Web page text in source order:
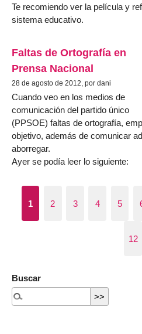
Te recomiendo ver la película y
sistema educativo.
Faltas de Ortografía en
Prensa Nacional
28 de agosto de 2012, por dani
Cuando veo en los medios de
comunicación del partido único
(PPSOE) faltas de ortografía,
objetivo, además de comunicar
aborregar.
Ayer se podía leer lo siguiente:
1 2 3 4 5
12
Buscar